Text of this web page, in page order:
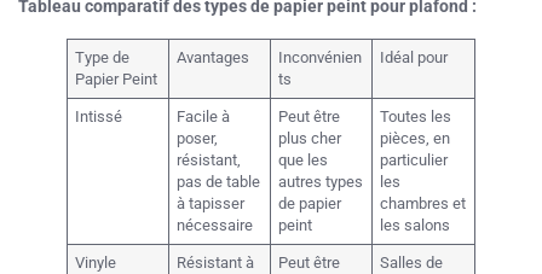
Tableau comparatif des types de papier peint pour plafond :
Type de
Papier Peint
Avantages
Inconvénien
ts
Idéal pour
Intissé
Facile à
poser,
résistant,
pas de table
à tapisser
nécessaire
Peut être
plus cher
que les
autres types
de papier
peint
Toutes les
pièces, en
particulier
les
chambres et
les salons
Vinyle Résistant à Peut être Salles de